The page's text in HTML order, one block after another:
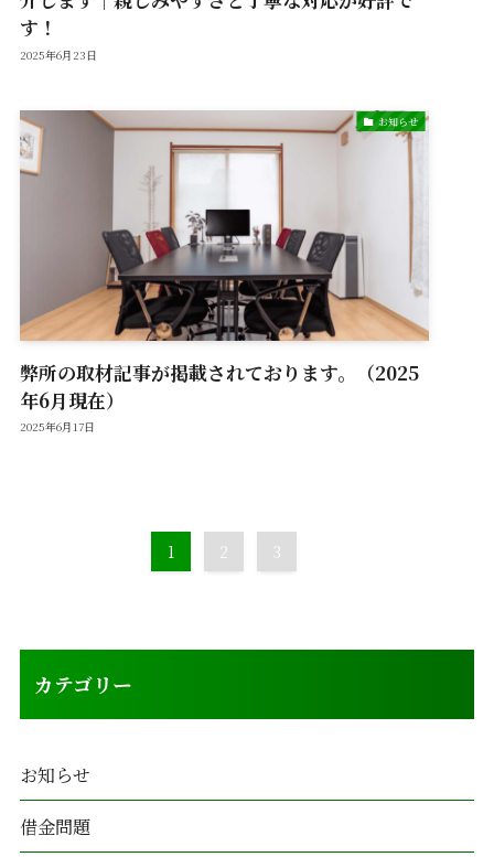
す！
2025年6月23日
お知らせ
弊所の取材記事が掲載されております。（2025
年6月現在）
2025年6月17日
1 2 3
カテゴリー
お知らせ
借金問題